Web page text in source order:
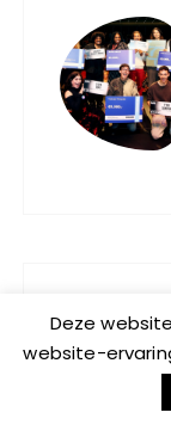
Geef
Je e-
Vereiste
Deze
website-